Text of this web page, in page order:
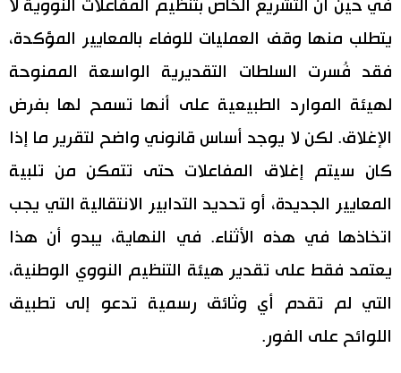
في حين أن التشريع الخاص بتنظيم المفاعلات النووية لا
يتطلب منها وقف العمليات للوفاء بالمعايير المؤكدة،
فقد فُسرت السلطات التقديرية الواسعة الممنوحة
لهيئة الموارد الطبيعية على أنها تسمح لها بفرض
الإغلاق. لكن لا يوجد أساس قانوني واضح لتقرير ما إذا
كان سيتم إغلاق المفاعلات حتى تتمكن من تلبية
المعايير الجديدة، أو تحديد التدابير الانتقالية التي يجب
اتخاذها في هذه الأثناء. في النهاية، يبدو أن هذا
يعتمد فقط على تقدير هيئة التنظيم النووي الوطنية،
التي لم تقدم أي وثائق رسمية تدعو إلى تطبيق
اللوائح على الفور.